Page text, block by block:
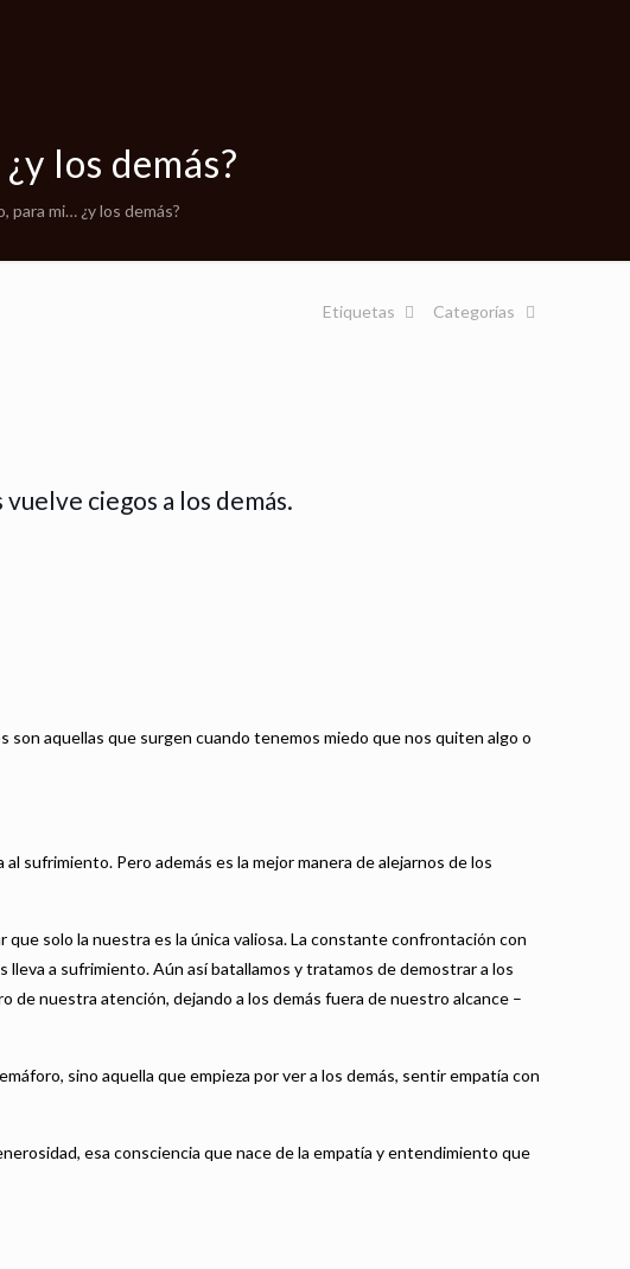
los demás?
para mi… ¿y los demás?
Categorías
Etiquetas
ciegos a los demás.
aquellas que surgen cuando tenemos miedo que nos quiten algo o
sufrimiento. Pero además es la mejor manera de alejarnos de los
solo la nuestra es la única valiosa. La constante confrontación con
a sufrimiento. Aún así batallamos y tratamos de demostrar a los
de nuestra atención, dejando a los demás fuera de nuestro alcance –
sino aquella que empieza por ver a los demás, sentir empatía con
esa consciencia que nace de la empatía y entendimiento que